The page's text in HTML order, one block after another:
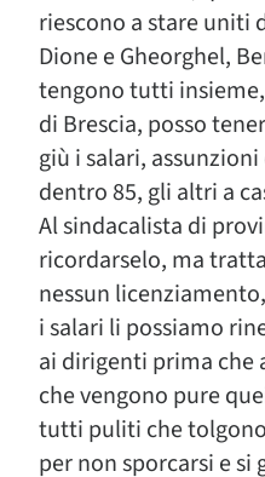
riescono a stare uniti
Dione e Gheorghel,
tengono tutti
di Brescia, posso
giù i salari,
dentro 85, gli altri a
Al sindacalista di
ricordarselo, ma
nessun
i salari li possiamo
ai dirigenti prima che
che vengono pure
tutti puliti che
per non sporcarsi e si